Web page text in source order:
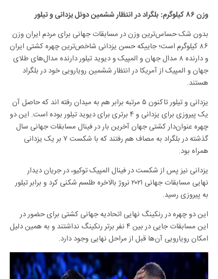
وزن ۸۶ کیلوگرم: بلگراد در انتظار ششمین دوئل یزدانی و تیلور
بدون شک حساس‌ترین وزن در مسابقات جهانی برای مردم ایران وزن
۸۶ کیلوگرم است؛ جاییکه حسن یزدانی شاخص‌ترین چهره کشتی ایران
و دارنده ۸ مدال جهان و المپیک و دیوید تیلور دارنده مدال‌های طلای
جهان و المپیک از آمریکا در انتظار ششمین رویارویی خود در بلگراد
هستند.
یزدانی و تیلور تاکنون ۵ مرتبه برابر هم به میدان رفته اند که حاصل آن
یک پیروزی برای یزدانی و ۴ برتری برای دیوید تیلور بوده است. این دو
چهره عنوان‌دار کشتی جهان آخرین بار در فینال مسابقات جهانی سال
گذشته در بلگراد به مصاف هم رفتند که با شکست ۷ بر یک یزدانی
همراه بود.
یزدانی نیز پس از شکست در فینال المپیک توکیو، در جریان دیدار
نهایی مسابقات جهانی ۲۰۲۱ نروژ بالاخره طلسم شکنی کرد و برابر تیلور
به پیروزی رسید.
این دو چهره در رنکینگ نهایی اتحادیه جهانی کشتی برای حضور در
این مسابقات جایی در بین ۴ نفر برتر رنکینگ نداشتند و به همین دلیل
امکان رویارویی آن‌ها قبل از مراحل نهایی وجود دارد.